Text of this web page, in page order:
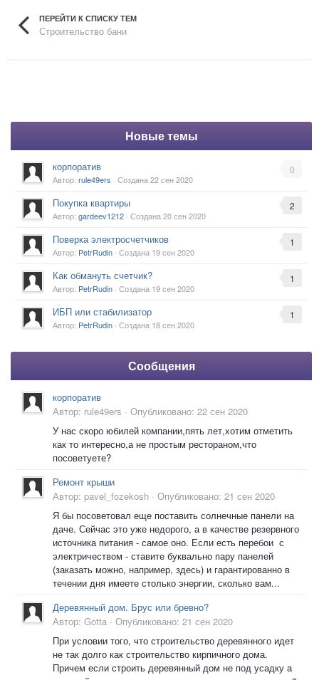
ПЕРЕЙТИ К СПИСКУ ТЕМ
Строительство бани
Новые темы
0
корпоратив
Автор: rule49ers · Создана22 сен 2020
2
Покупка квартиры
Автор: gardeev1212 · Создана20 сен 2020
1
Поверка электросчетчиков
Автор: PetrRudin · Создана 19 сен 2020
1
Как обмануть счетчик?
Автор: PetrRudin · Создана 19 сен 2020
1
ИБП или стабилизатор
Автор: PetrRudin · Создана 18 сен 2020
Сообщения
корпоратив
Автор: rule49ers · Опубликовано: 22 сен 2020
У нас скоро юбилей компании,пять лет,хотим отметить
как то интересно,а не простым рестораном,что
посоветуете?
Ремонт крыши
Автор: pavel_fozekosh · Опубликовано: 21 сен 2020
Я бы посоветовал еще поставить солнечные панели на
даче. Сейчас это уже недорого, а в качестве резервного
источника питания - самое оно. Если есть перебои с
электричеством - ставите буквально пару панелей
(заказать можно, например, здесь) и гарантированно в
течении дня имеете столько энергии, сколько вам...
Деревянный дом. Брус или бревно?
Автор: Gotta · Опубликовано: 21 сен 2020
При условии того, что строительство деревянного идет
не так долго как строительство кирпичного дома.
Причем если строить деревянный дом не под усадку а